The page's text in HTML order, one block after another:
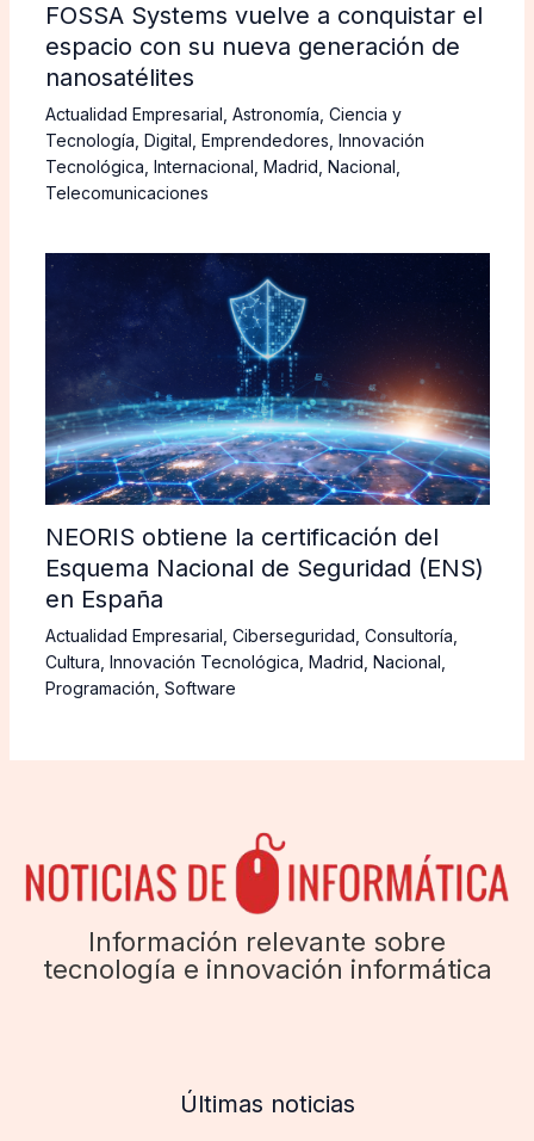
FOSSA Systems vuelve a conquistar el
espacio con su nueva generación de
nanosatélites
Actualidad Empresarial Astronomía Ciencia y
Tecnología Digital Emprendedores Innovación
Tecnológica Internacional Madrid Nacional
Telecomunicaciones
NEORIS obtiene la certificación del
Esquema Nacional de Seguridad (ENS)
en España
Actualidad Empresarial Ciberseguridad Consultoría
Cultura Innovación Tecnológica Madrid Nacional
Programación Software
Información relevante sobre
tecnología e innovación informática
Últimas noticias